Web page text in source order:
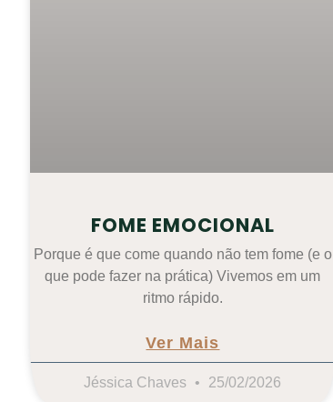
FOME EMOCIONAL
Porque é que come quando não tem fome (e o
que pode fazer na prática) Vivemos em um
ritmo rápido.
Ver Mais
Jéssica Chaves 25/02/2026